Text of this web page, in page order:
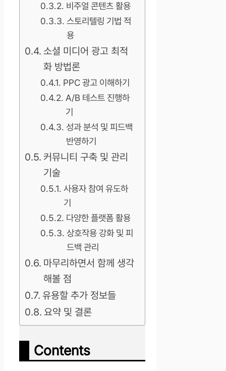
비주얼 콘텐츠 활용
스토리텔링 기법 적
용
소셜 미디어 광고 최적
화 방법론
PPC 광고 이해하기
A/B 테스트 진행하
기
성과 분석 및 피드백
반영하기
커뮤니티 구축 및 관리
기술
사용자 참여 유도하
기
다양한 플랫폼 활용
상호작용 강화 및 피
드백 관리
마무리하면서 함께 생각
해볼 점
유용할 추가 정보들
요약 및 결론
Contents